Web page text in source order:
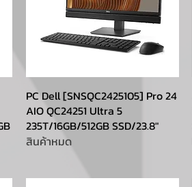
PC Dell [SNSQC2425105] Pro 24
AIO QC24251 Ultra 5
235T/16GB/512GB SSD/23.8″
สินค้าหมด